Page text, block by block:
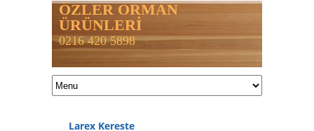
ÖZLER ORMAN
ÜRÜNLERİ
0216 420 5898
Larex Kereste